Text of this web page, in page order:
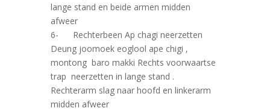
lange stand en beide armen midden
afweer
6- Rechterbeen Ap chagi neerzetten
Deung joomoek eoglool ape chigi ,
montong baro makki Rechts voorwaartse
trap neerzetten in lange stand .
Rechterarm slag naar hoofd en linkerarm
midden afweer